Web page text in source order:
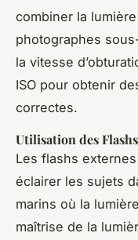
combiner la
photographes
la vitesse
ISO pour obtenir
correctes.
Utilisation des Flashs
Les flashs
éclairer les sujets
marins où la
maîtrise de la